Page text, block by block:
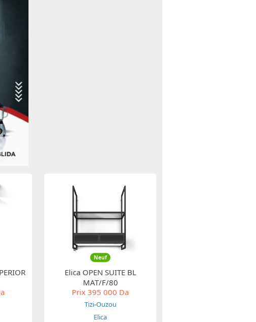
Neuf
Elica OPEN SUITE BL
MAT/F/80
Prix 395 000 Da
Tizi-Ouzou
Elica